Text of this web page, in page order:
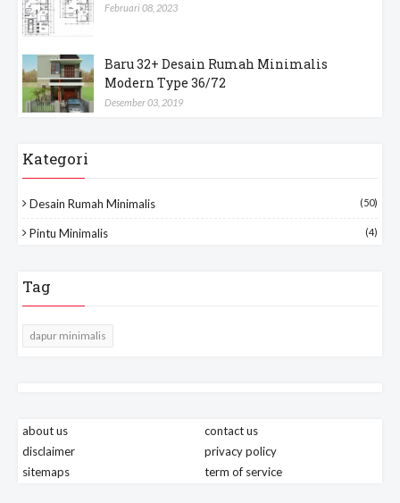
Februari 08, 2023
Baru 32+ Desain Rumah Minimalis
Modern Type 36/72
Desember 03, 2019
Kategori
Desain Rumah Minimalis (50)
Pintu Minimalis (4)
Tag
dapur minimalis
about us
contact us
disclaimer
privacy policy
sitemaps
term of service